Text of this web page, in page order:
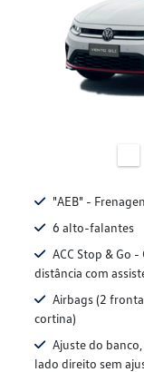
"AEB" -
6 alto-falantes
ACC Stop & Go
distância com
Airbags (2
cortina)
Ajuste do
lado direito sem